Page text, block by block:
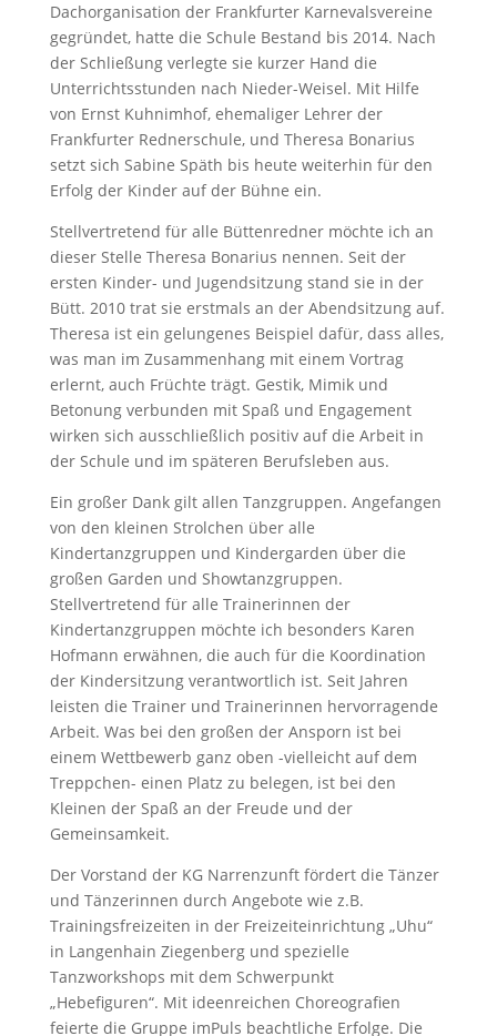
Dachorganisation der Frankfurter Karnevalsvereine
gegründet, hatte die Schule Bestand bis 2014. Nach
der Schließung verlegte sie kurzer Hand die
Unterrichtsstunden nach Nieder-Weisel. Mit Hilfe
von Ernst Kuhnimhof, ehemaliger Lehrer der
Frankfurter Rednerschule, und Theresa Bonarius
setzt sich Sabine Späth bis heute weiterhin für den
Erfolg der Kinder auf der Bühne ein.
Stellvertretend für alle Büttenredner möchte ich an
dieser Stelle Theresa Bonarius nennen. Seit der
ersten Kinder- und Jugendsitzung stand sie in der
Bütt. 2010 trat sie erstmals an der Abendsitzung auf.
Theresa ist ein gelungenes Beispiel dafür, dass alles,
was man im Zusammenhang mit einem Vortrag
erlernt, auch Früchte trägt. Gestik, Mimik und
Betonung verbunden mit Spaß und Engagement
wirken sich ausschließlich positiv auf die Arbeit in
der Schule und im späteren Berufsleben aus.
Ein großer Dank gilt allen Tanzgruppen. Angefangen
von den kleinen Strolchen über alle
Kindertanzgruppen und Kindergarden über die
großen Garden und Showtanzgruppen.
Stellvertretend für alle Trainerinnen der
Kindertanzgruppen möchte ich besonders Karen
Hofmann erwähnen, die auch für die Koordination
der Kindersitzung verantwortlich ist. Seit Jahren
leisten die Trainer und Trainerinnen hervorragende
Arbeit. Was bei den großen der Ansporn ist bei
einem Wettbewerb ganz oben -vielleicht auf dem
Treppchen- einen Platz zu belegen, ist bei den
Kleinen der Spaß an der Freude und der
Gemeinsamkeit.
Der Vorstand der KG Narrenzunft fördert die Tänzer
und Tänzerinnen durch Angebote wie z.B.
Trainingsfreizeiten in der Freizeiteinrichtung „Uhu“
in Langenhain Ziegenberg und spezielle
Tanzworkshops mit dem Schwerpunkt
„Hebefiguren“. Mit ideenreichen Choreografien
feierte die Gruppe imPuls beachtliche Erfolge. Die